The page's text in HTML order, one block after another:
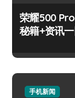
荣耀500
秘籍+资讯
手机新闻